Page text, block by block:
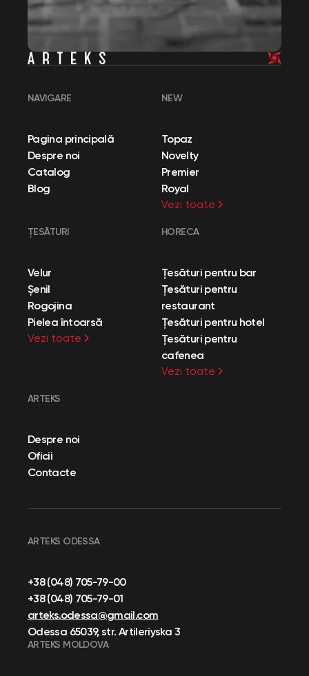
NAVIGARE
Pagina principală
Despre noi
Catalog
Blog
NEW
Topaz
Novelty
Premier
Royal
Vezi toate
ȚESĂTURI
Velur
Șenil
Rogojina
Pielea întoarsă
Vezi toate
HORECA
Țesături pentru bar
Țesături pentru
restaurant
Țesături pentru hotel
Țesături pentru
cafenea
Vezi toate
ARTEKS
Despre noi
Oficii
Contacte
ARTEKS ODESSA
+38 (048) 705-79-00
+38 (048) 705-79-01
arteks.odessa@gmail.com
Odessa 65039, str. Artileriyska 3
ARTEKS MOLDOVA